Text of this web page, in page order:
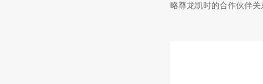
略尊龙凯时的合作伙伴